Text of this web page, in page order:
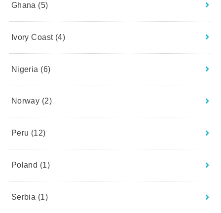
Ghana (5)
Ivory Coast (4)
Nigeria (6)
Norway (2)
Peru (12)
Poland (1)
Serbia (1)